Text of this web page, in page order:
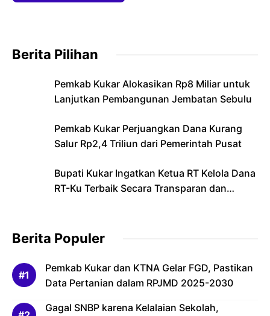
Berita Pilihan
Pemkab Kukar Alokasikan Rp8 Miliar untuk
Lanjutkan Pembangunan Jembatan Sebulu
Pemkab Kukar Perjuangkan Dana Kurang
Salur Rp2,4 Triliun dari Pemerintah Pusat
Bupati Kukar Ingatkan Ketua RT Kelola Dana
RT-Ku Terbaik Secara Transparan dan
Berita Populer
Pemkab Kukar dan KTNA Gelar FGD, Pastikan
Data Pertanian dalam RPJMD 2025-2030
Gagal SNBP karena Kelalaian Sekolah,